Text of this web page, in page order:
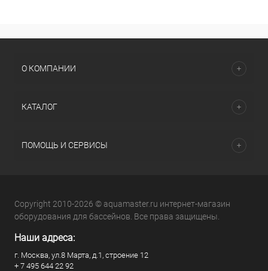
О КОМПАНИИ
КАТАЛОГ
ПОМОЩЬ И СЕРВИСЫ
Copyright 2010-2026 © aquamaster.ru интернет-магазин
оборудования для бассейнов. Все права защищены.
Наши адреса:
г. Москва, ул.8 Марта, д.1, строение 12
+ 7 495 644 22 92